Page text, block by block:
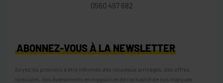
0560 497 682
ABONNEZ-VOUS À LA NEWSLETTER
Soyez les premiers à être informés des nouveaux arrivages, des offres
spéciales, des événements en magasin et de l’actualité de nos marques